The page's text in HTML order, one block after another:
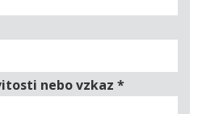
nebo vzkaz *